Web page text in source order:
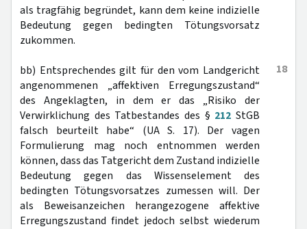
als tragfähig begründet, kann dem keine indizielle
Bedeutung gegen bedingten Tötungsvorsatz
zukommen.
18
bb) Entsprechendes gilt für den vom Landgericht
angenommenen „affektiven Erregungszustand“
des Angeklagten, in dem er das „Risiko der
Verwirklichung des Tatbestandes des § 212 StGB
falsch beurteilt habe“ (UA S. 17). Der vagen
Formulierung mag noch entnommen werden
können, dass das Tatgericht dem Zustand indizielle
Bedeutung gegen das Wissenselement des
bedingten Tötungsvorsatzes zumessen will. Der
als Beweisanzeichen herangezogene affektive
Erregungszustand findet jedoch selbst wiederum